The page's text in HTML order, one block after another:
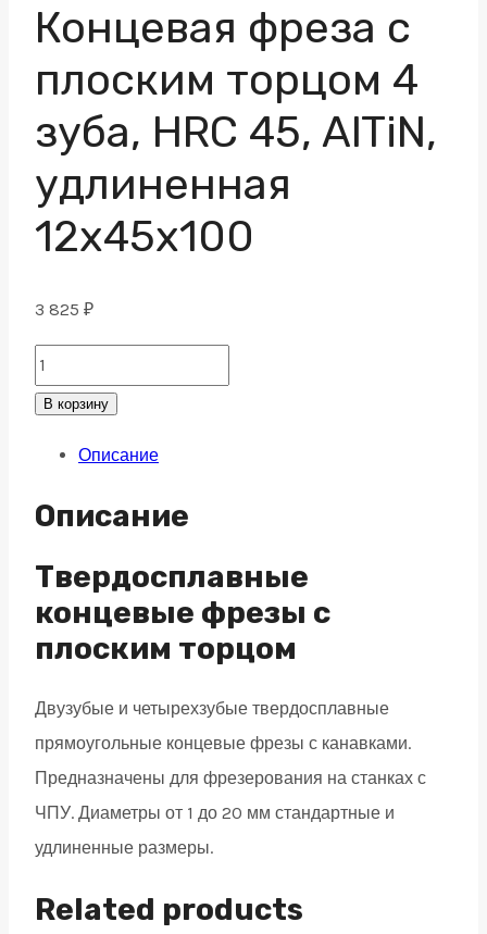
Концевая фреза с
плоским торцом 4
зуба, HRC 45, AlTiN,
удлиненная
12х45х100
3 825 ₽
Концевая
фреза
плоским
зуба,
HRC
45,
удлиненная
12х45х100
quantity
В корзину
Описание
Описание
Твердосплавные
концевые фрезы с
плоским торцом
Двузубые и четырехзубые твердосплавные
прямоугольные концевые фрезы с канавками.
Предназначены для фрезерования на станках с
ЧПУ. Диаметры от 1 до 20 мм стандартные и
удлиненные размеры.
Related products